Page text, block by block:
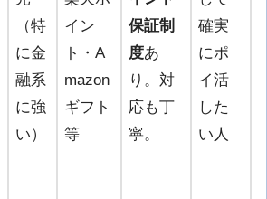
（特
に金
融系
に強
い）
イン
ト・A
mazon
ギフト
等
保証制
度あ
り。対
応も丁
寧。
確実
にポ
イ活
した
い人